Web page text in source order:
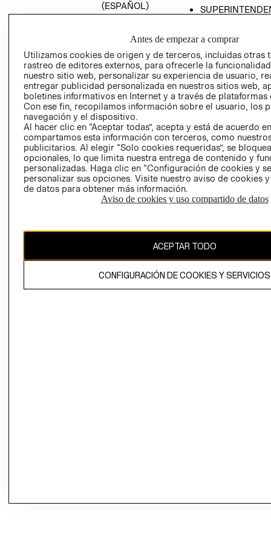
(ESPAÑOL)
TRANSPARENCIA
PETICIONES
QUEJAS Y
RECLAMOS
Colombia ($)
CAMBIAR REGIÓN
El contenido de esta página web está protegido por copyright y es
propiedad de H&M Hennes & Mauritz AB.
Antes de empezar a comprar
Utilizamos cookies de origen y de terceros, incluidas otras
rastreo de editores externos, para ofrecerle la
nuestro sitio web, personalizar su experiencia de usuario,
entregar publicidad personalizada en nuestros sitios web,
boletines informativos en Internet y a través de plataformas
Con ese fin, recopilamos información sobre el usuario, los
navegación y el dispositivo.
Al hacer clic en “Aceptar todas”, acepta y está de acuerdo
compartamos esta información con terceros, como
publicitarios. Al elegir “Solo cookies requeridas”, se
opcionales, lo que limita nuestra entrega de contenido y
personalizadas. Haga clic en “Configuración de cookies y
personalizar sus opciones. Visite nuestro aviso de cookies
de datos para obtener más información.
Aviso de cookies y uso compartido de datos
ACEPTAR TODO
CONFIGURACIÓN DE COOKIES Y SERVICIOS